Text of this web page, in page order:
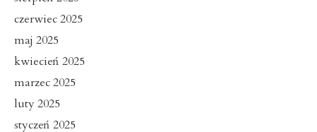
czerwiec 2025
maj 2025
kwiecień 2025
marzec 2025
luty 2025
styczeń 2025